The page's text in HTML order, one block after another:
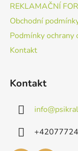
REKLAMAČNÍ
Obchodní
Podmínky ochrany
Kontakt
Kontakt
info@